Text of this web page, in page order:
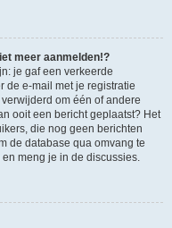
meer aanmelden!?
je gaf een verkeerde
de e-mail met je registratie
om één of andere
ooit een bericht geplaatst? Het
die nog geen berichten
de database qua omvang te
meng je in de discussies.